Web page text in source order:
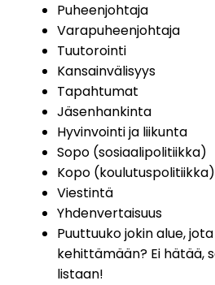
Puheenjohtaja
Varapuheenjohtaja
Tuutorointi
Kansainvälisyys
Tapahtumat
Jäsenhankinta
Hyvinvointi ja liikunta
Sopo (sosiaalipolitiikka)
Kopo (koulutuspolitiikka)
Viestintä
Yhdenvertaisuus
Puuttuuko jokin alue,
kehittämään? Ei hätää,
listaan!